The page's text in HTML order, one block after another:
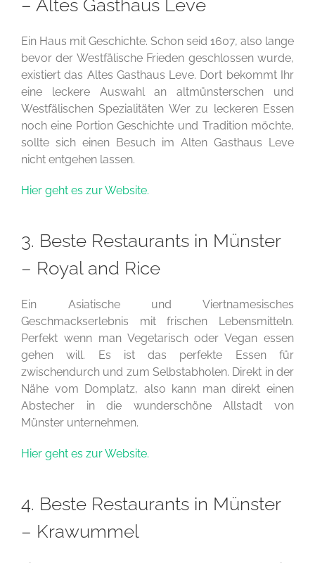
– Altes Gasthaus Leve
Ein Haus mit Geschichte. Schon seid 1607, also lange
bevor der Westfälische Frieden geschlossen wurde,
existiert das Altes Gasthaus Leve. Dort bekommt Ihr
eine leckere Auswahl an altmünsterschen und
Westfälischen Spezialitäten Wer zu leckeren Essen
noch eine Portion Geschichte und Tradition möchte,
sollte sich einen Besuch im Alten Gasthaus Leve
nicht entgehen lassen.
Hier geht es zur Website.
3. Beste Restaurants in Münster
– Royal and Rice
Ein Asiatische und Viertnamesisches
Geschmackserlebnis mit frischen Lebensmitteln.
Perfekt wenn man Vegetarisch oder Vegan essen
gehen will. Es ist das perfekte Essen für
zwischendurch und zum Selbstabholen. Direkt in der
Nähe vom Domplatz, also kann man direkt einen
Abstecher in die wunderschöne Allstadt von
Münster unternehmen.
Hier geht es zur Website.
4. Beste Restaurants in Münster
– Krawummel